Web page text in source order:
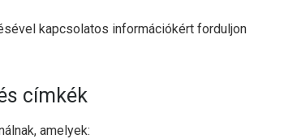
kapcsolatos információkért forduljon
címkék
amelyek: